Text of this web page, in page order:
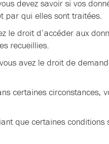
devez savoir si vos
par qui elles sont traitées.
le droit d’accéder aux
recueillies.
avez le droit de
certaines circonstances,
que certaines